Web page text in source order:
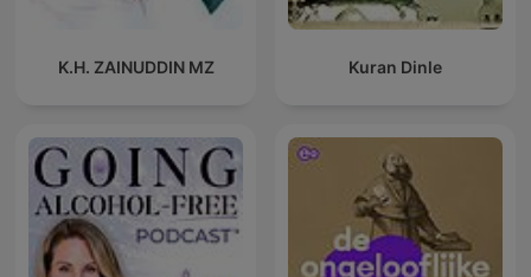
K.H. ZAINUDDIN MZ Kuran Dinle